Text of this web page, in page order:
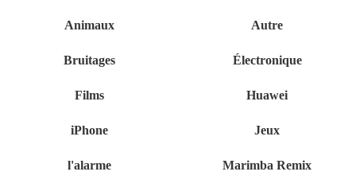
Animaux Autre
Bruitages Électronique
Films Huawei
iPhone Jeux
l'alarme Marimba Remix